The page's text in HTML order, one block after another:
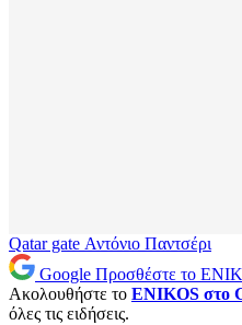
Qatar gate Αντόνιο Παντσέρι
Google Προσθέστε το
Ακολουθήστε το ENIKOS στο
όλες τις ειδήσεις.